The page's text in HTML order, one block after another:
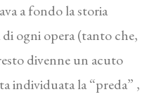
a fondo la storia
ogni opera (tanto che,
divenne un acuto
individuata la “preda” ,